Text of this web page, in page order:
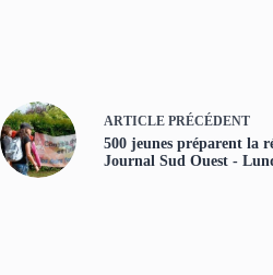
ARTICLE PRÉCÉDENT
500 jeunes préparent la
Journal Sud Ouest -